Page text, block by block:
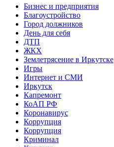
Бизнес и предприятия
Благоустройство
Город должников
День для себя
ДТП
ЖКХ
Землетрясение в Иркутске
Игры
Интернет и СМИ
Иркутск
Капремонт
КоАП РФ
Коронавирус
Коррупция
Коррупция
Криминал